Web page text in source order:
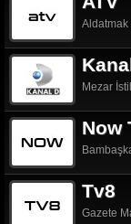
Aldatmak
Mezar
Now
Tv8
Gazete